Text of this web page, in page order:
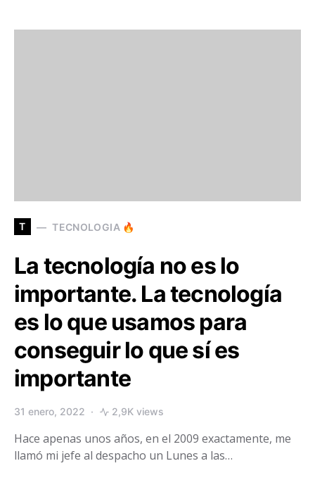
T TECNOLOGIA 🔥
La tecnología no es lo
importante. La tecnología
es lo que usamos para
conseguir lo que sí es
importante
31 enero, 2022 2,9K views
Hace apenas unos años, en el 2009 exactamente, me
llamó mi jefe al despacho un Lunes a las…